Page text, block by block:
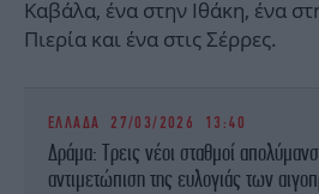
Καβάλα, ένα στην Ιθάκη, ένα
Πιερία και ένα στις Σέρρες.
ΕΛΛΑΔΑ 27/03/2026 13:40
Δράμα: Τρεις νέοι σταθμοί
αντιμετώπιση της ευλογιάς των